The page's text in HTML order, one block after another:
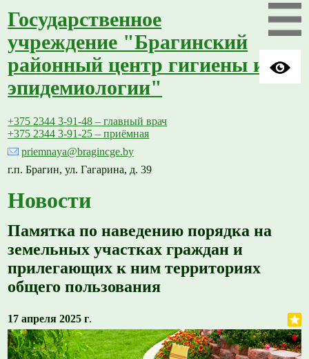
Государственное
учреждение "Брагинский
районный центр гигиены и
эпидемиологии"
+375 2344 3-91-48 – главный врач
+375 2344 3-91-25 – приёмная
priemnaya@bragincge.by
г.п. Брагин, ул. Гагарина, д. 39
Новости
Памятка по наведению порядка на
земельных участках граждан и
прилегающих к ним территориях
общего пользования
17 апреля 2025 г.